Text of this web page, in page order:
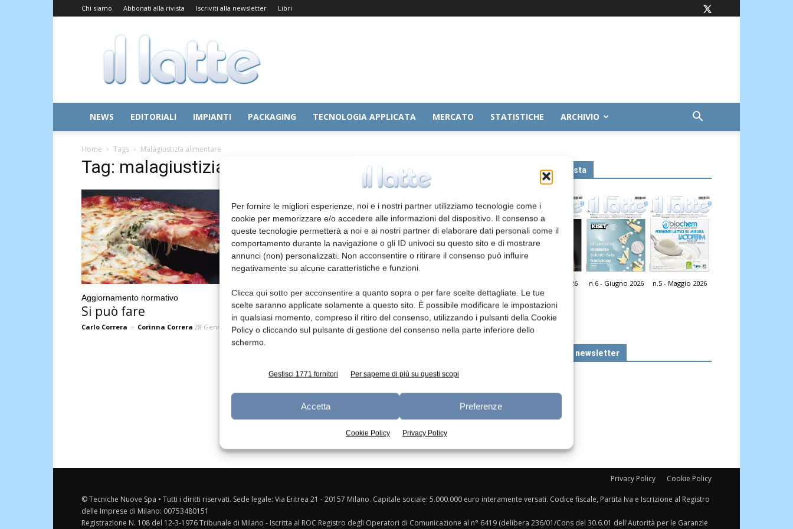
Per fornire le migliori esperienze, noi e i nostri partner utilizziamo tecnologie come i
cookie per memorizzare e/o accedere alle informazioni del dispositivo. Il consenso a
queste tecnologie permetterà a noi e ai nostri partner di elaborare dati personali come il
comportamento durante la navigazione o gli ID univoci su questo sito e di mostrare
annunci (non) personalizzati. Non acconsentire o ritirare il consenso può influire
negativamente su alcune caratteristiche e funzioni.
Clicca qui sotto per acconsentire a quanto sopra o per fare scelte dettagliate. Le tue
scelte saranno applicate solamente a questo sito. È possibile modificare le impostazioni
in qualsiasi momento, compreso il ritiro del consenso, utilizzando i pulsanti della Cookie
Policy o cliccando sul pulsante di gestione del consenso nella parte inferiore dello
schermo.
Gestisci 1771 fornitori Per saperne di più su questi scopi
Accetta Preferenze
Cookie Policy Privacy Policy
Chi siamo Abbonati alla rivista Iscriviti alla newsletter Libri
Il
Latte
NEWS EDITORIALI IMPIANTI PACKAGING TECNOLOGIA APPLICATA MERCATO STATISTICHE ARCHIVIO
Home Tags Malagiustizia alimentare
Tag: malagiustizia alimentare
Aggiornamento normativo
Si può fare
Carlo Correra e Corinna Correra 28 Gennaio 2014
Leggi la rivista
n.7 - Luglio 2026 n.6 - Giugno 2026 n.5 - Maggio 2026
Edicola Web
Iscriviti alla newsletter
Privacy Policy Cookie Policy
© Tecniche Nuove Spa • Tutti i diritti riservati. Sede legale: Via Eritrea 21 - 20157 Milano. Capitale sociale: 5.000.000 euro interamente versati. Codice fiscale, Partita Iva e Iscrizione al Registro
delle Imprese di Milano: 00753480151
Registrazione N. 108 del 12-3-1976 Tribunale di Milano - Iscritta al ROC Registro degli Operatori di Comunicazione al n° 6419 (delibera 236/01/Cons del 30.6.01 dell'Autorità per le Garanzie